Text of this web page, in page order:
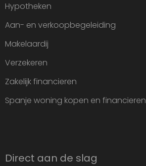
Hypotheken
Aan- en verkoopbegeleiding
Makelaardij
Verzekeren
Zakelijk financieren
Spanje woning kopen en financieren
Direct aan de slag